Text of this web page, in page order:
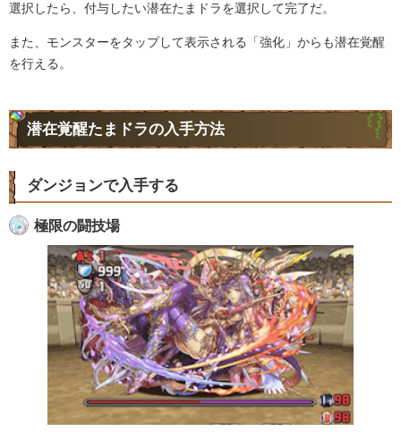
選択したら、付与したい潜在たまドラを選択して完了だ。
また、モンスターをタップして表示される「強化」からも潜在覚醒
を行える。
潜在覚醒たまドラの入手方法
ダンジョンで入手する
極限の闘技場